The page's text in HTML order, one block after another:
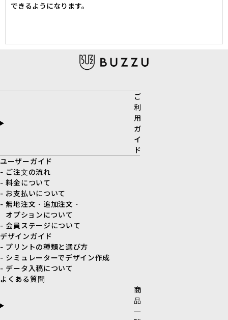
できるようになります。
ご
利
用
ガ
イ
ド
ユーザーガイド
- ご注文の流れ
- 料金について
- お支払いについて
- 無地注文・追加注文・
オプションについて
- 会員ステージについて
デザインガイド
- プリントの種類と選び方
- シミュレーターでデザイン作成
- データ入稿について
よくある質問
商
品
一